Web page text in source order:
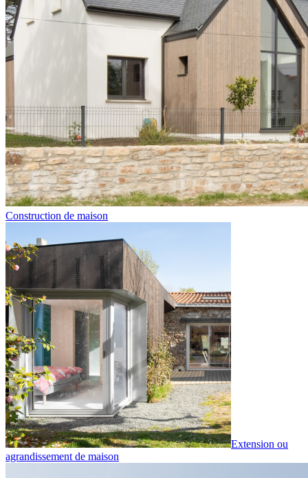
Construction de maison
Extension ou
agrandissement de maison